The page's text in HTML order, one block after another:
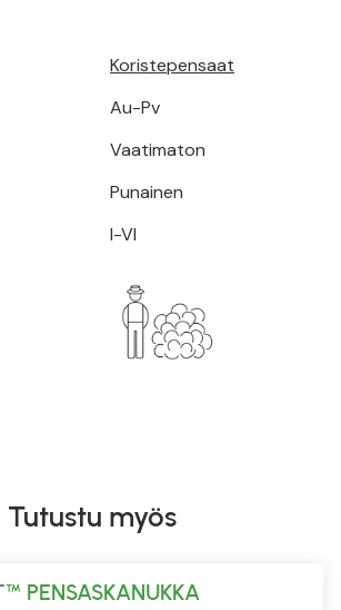
Koristepensaat
Au-Pv
Vaatimaton
Punainen
I-VI
Tutustu myös
PENSASKANUKKA